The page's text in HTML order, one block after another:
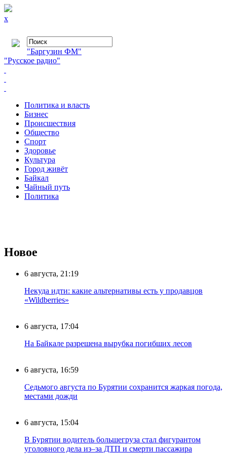
x
"Баргузин ФМ"
"Русское радио"
Политика и власть
Бизнес
Происшествия
Общество
Cпорт
Здоровье
Культура
Город живёт
Байкал
Чайный путь
Политика
Новое
6 августа, 21:19
Некуда идти: какие альтернативы есть у продавцов
«Wildberries»
6 августа, 17:04
На Байкале разрешена вырубка погибших лесов
6 августа, 16:59
Седьмого августа по Бурятии сохранится жаркая погода,
местами дожди
6 августа, 15:04
В Бурятии водитель большегруза стал фигурантом
уголовного дела из–за ДТП и смерти пассажира